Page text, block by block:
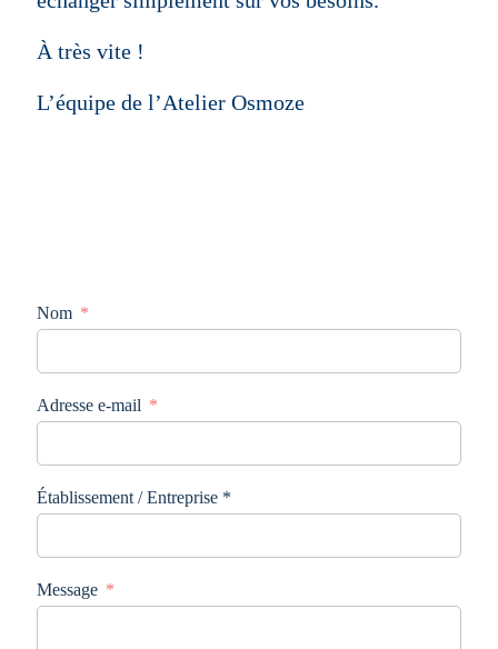
À très vite !
L’équipe de l’Atelier Osmoze
Nom
Adresse e-mail
Établissement / Entreprise *
Message